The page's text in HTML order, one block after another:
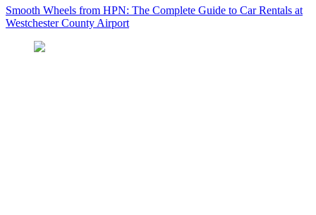
Smooth Wheels from HPN: The Complete Guide to Car Rentals at
Westchester County Airport